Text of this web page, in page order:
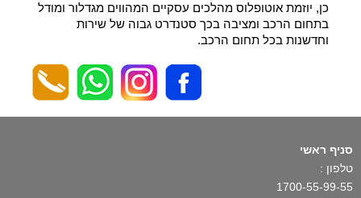
כן, יוזמת אוטופלוס מהלכים עסקיים המהווים מגדלור ומודל
בתחום הרכב ומציבה בכך סטנדרט גבוה של שירות
וחדשנות בכל תחום הרכב.
סניף ראשי
טלפון :
1700-55-99-55